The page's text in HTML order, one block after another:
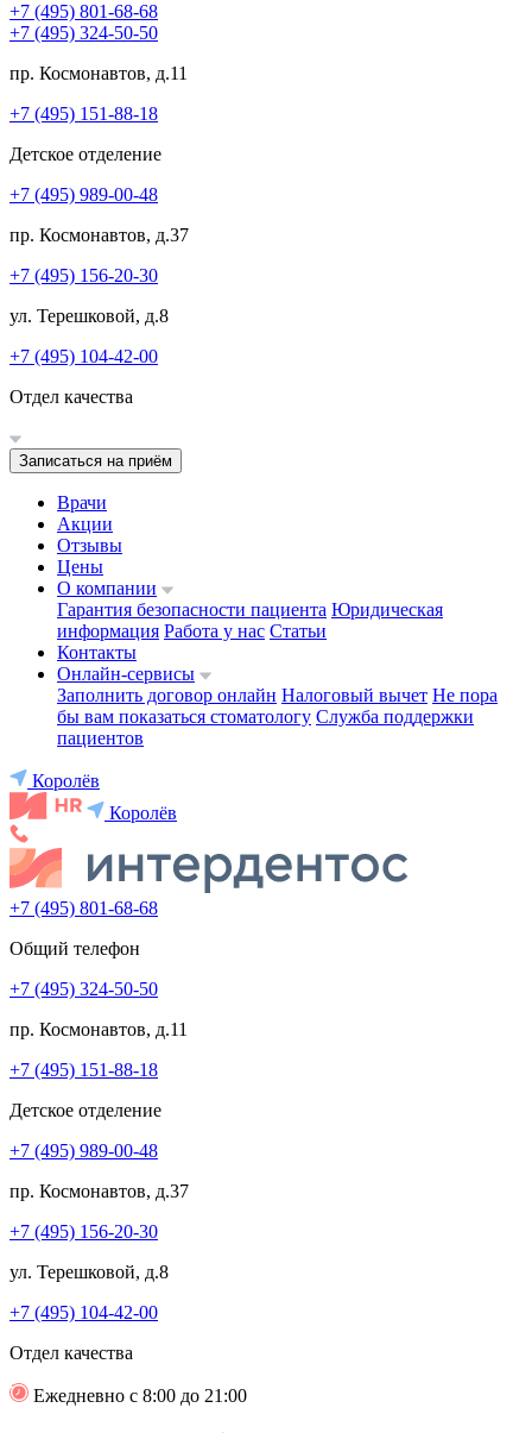
+7 (495) 801-68-68
+7 (495) 324-50-50
пр. Космонавтов, д.11
+7 (495) 151-88-18
Детское отделение
+7 (495) 989-00-48
пр. Космонавтов, д.37
+7 (495) 156-20-30
ул. Терешковой, д.8
+7 (495) 104-42-00
Отдел качества
Записаться на приём
Врачи
Акции
Отзывы
Цены
О компании
Гарантия безопасности пациента Юридическая
информация Работа у нас Статьи
Контакты
Онлайн-сервисы
Заполнить договор онлайн Налоговый вычет Не пора
бы вам показаться стоматологу Служба поддержки
пациентов
Королёв
Королёв
+7 (495) 801-68-68
Общий телефон
+7 (495) 324-50-50
пр. Космонавтов, д.11
+7 (495) 151-88-18
Детское отделение
+7 (495) 989-00-48
пр. Космонавтов, д.37
+7 (495) 156-20-30
ул. Терешковой, д.8
+7 (495) 104-42-00
Отдел качества
Ежедневно с 8:00 до 21:00